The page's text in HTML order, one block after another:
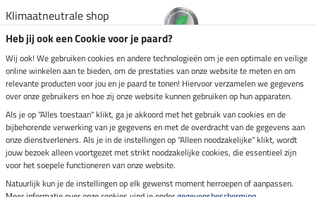
Klimaatneutrale shop
Verzending per
Veilig betalen met
Impressum
Heb jij ook een Cookie voor je paard?
Wij ook! We gebruiken cookies en andere technologieën om je een optimale en veilige
online winkelen aan te bieden, om de prestaties van onze website te meten en om
relevante producten voor jou en je paard te tonen! Hiervoor verzamelen we gegevens
over onze gebruikers en hoe zij onze website kunnen gebruiken op hun apparaten.
Als je op "Alles toestaan" klikt, ga je akkoord met het gebruik van cookies en de
bijbehorende verwerking van je gegevens en met de overdracht van de gegevens aan
onze dienstverleners. Als je in de instellingen op "Alleen noodzakelijke" klikt, wordt
jouw bezoek alleen voortgezet met strikt noodzakelijke cookies, die essentieel zijn
voor het soepele functioneren van onze website.
Natuurlijk kun je de instellingen op elk gewenst moment herroepen of aanpassen.